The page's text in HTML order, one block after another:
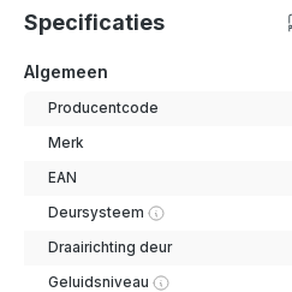
Specificaties
Algemeen
Producentcode
Merk
EAN
Deursysteem
Draairichting deur
Geluidsniveau